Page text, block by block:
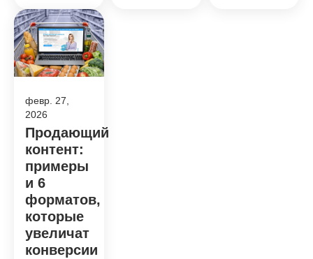
февр. 27,
2026
Продающий
контент:
примеры
и 6
форматов,
которые
увеличат
конверсии